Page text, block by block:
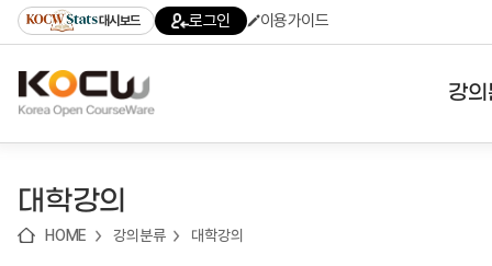
기
기
기
content)
가
대시보드 로그인 이용가이드
강
대학강의
HOME 강의분류 대학강의